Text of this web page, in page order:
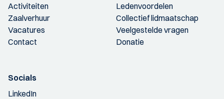
Activiteiten
Zaalverhuur
Vacatures
Contact
Ledenvoordelen
Collectief lidmaatschap
Veelgestelde vragen
Donatie
Socials
LinkedIn